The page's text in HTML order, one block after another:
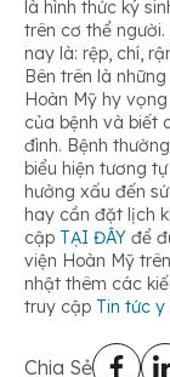
là hình thức ký
trên cơ thể người.
nay là: rệp, chí,
Bên trên là
Hoàn Mỹ hy
của bệnh và biết
đình. Bệnh
biểu hiện tương
hưởng xấu đến
hay cần đặt lịch
cập TẠI ĐÂY để
viện Hoàn Mỹ
nhật thêm các
truy cập Tin tức y
Chia Sẻ